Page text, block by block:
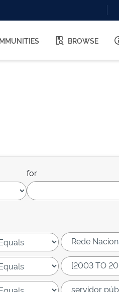
BROWSE
for